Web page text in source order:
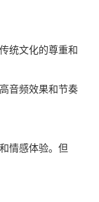
统文化的尊重和
音频效果和节奏
情感体验。但